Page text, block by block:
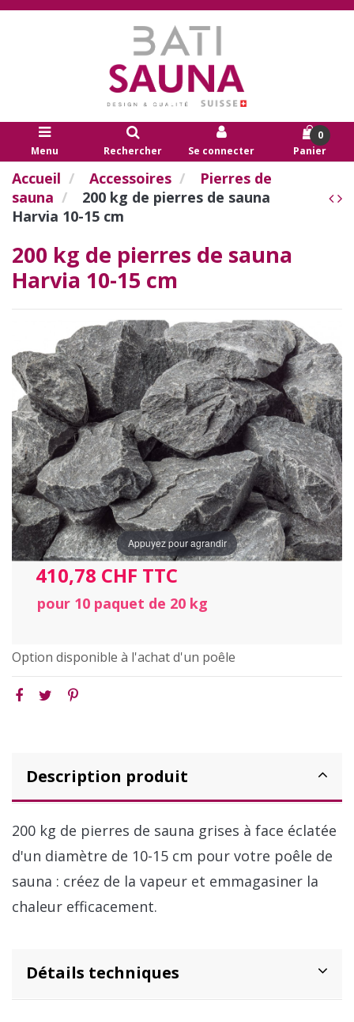
Menu Rechercher Se connecter
0
Panier
Accueil Accessoires
Pierres de
sauna
200 kg de pierres de sauna
Harvia 10-15 cm
200 kg de pierres de sauna
Harvia 10-15 cm
Appuyez pour agrandir
410,78 CHF TTC
pour 10 paquet de 20 kg
Option disponible à l'achat d'un poêle
Description produit
200 kg de pierres de sauna grises à face éclatée
d'un diamètre de 10-15 cm pour votre poêle de
sauna : créez de la vapeur et emmagasiner la
chaleur efficacement.
Détails techniques